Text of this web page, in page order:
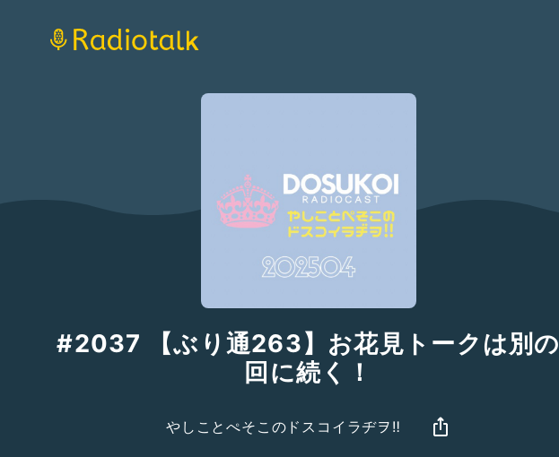
#2037 【ぶり通263】お花見トークは別の
回に続く！
やしことぺそこのドスコイラヂヲ‼︎